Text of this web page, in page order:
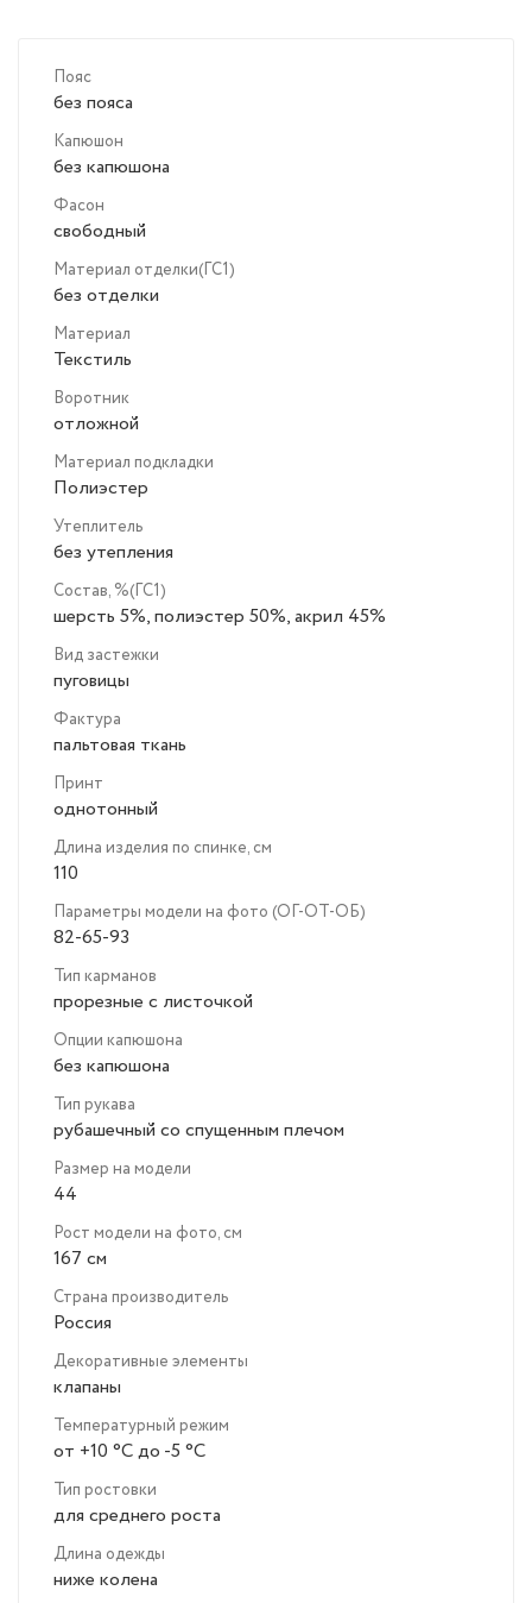
Пояс
без пояса
Капюшон
без капюшона
Фасон
свободный
Материал отделки(ГС1)
без отделки
Материал
Текстиль
Воротник
отложной
Материал подкладки
Полиэстер
Утеплитель
без утепления
Состав, %(ГС1)
шерсть 5%, полиэстер 50%, акрил 45%
Вид застежки
пуговицы
Фактура
пальтовая ткань
Принт
однотонный
Длина изделия по спинке, см
110
Параметры модели на фото (ОГ-ОТ-ОБ)
82-65-93
Тип карманов
прорезные с листочкой
Опции капюшона
без капюшона
Тип рукава
рубашечный со спущенным плечом
Размер на модели
44
Рост модели на фото, см
167 см
Страна производитель
Россия
Декоративные элементы
клапаны
Температурный режим
от +10 °C до -5 °C
Тип ростовки
для среднего роста
Длина одежды
ниже колена